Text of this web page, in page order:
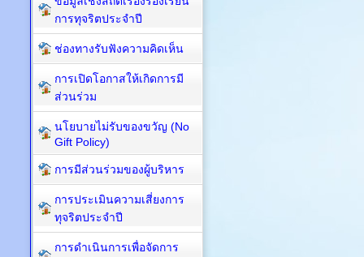
การทุจริตประจำปี
ช่องทางรับฟังความคิดเห็น
การเปิดโอกาสให้เกิดการมี
ส่วนร่วม
นโยบายไม่รับของขวัญ (No
Gift Policy)
การมีส่วนร่วมของผู้บริหาร
การประเมินความเสี่ยงการ
ทุจริตประจำปี
การดำเนินการเพื่อจัดการ